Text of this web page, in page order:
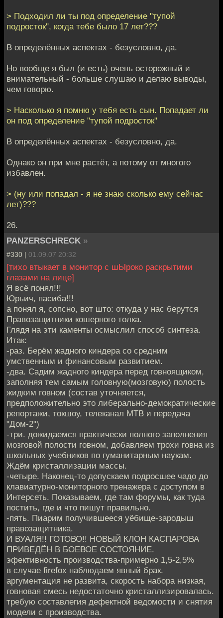
> Подходил ли ты под определение "тупой
подросток", когда тебе было 17 лет???
В определённых аспектах - безусловно, да.
Но вообще я был (и есть) очень осторожный и
внимательный - больше слушаю и делаю выводы,
чем говорю.
> Насколько я помню у тебя есть сын. Попадает ли
он под определение "тупой подросток"
В определённых аспектах - безусловно, да.
Однако он при мне растёт, а потому от многого
избавлен.
> (ну или попадал - я не знаю сколько ему сейчас
лет)???
26.
PANZERSCHRECK »
#330 | 01.09.07 20:32
[тихо втыкает в монитор с шЫроко раскрытими
глазами на лице]
Я всё понял!!!
Юрьич, пасиба!!!
а понял я, сопсно, вот што: откуда у нас берутся
Правозащитники кошерного толка.
Глядя на эти каменты осмыслил способ синтеза.
Итак:
-раз. Берём жадного киндера со средним
умственным и финансовым развитием.
-два. Садим жадного киндера перед говноящиком,
заполняя тем самым головную(мозговую) полость
жидким говном (состав уточняется,
предположительно это либерально-демократические
репортажи, токшоу, телеканал МТВ и передача
"Дом-2")
-три. дожидаемся практически полного заполнения
мозговой полости говном, добавляем трохи говна из
школьных учебников по гуманитарным наукам.
Ждём кристаллизации массы.
-четыре. Наконец-то допускаем подросшее чадо до
клавиатурно-мониторного тренажера с доступом в
Интерсеть. Показываем, где там форумы, как туда
постить, где и что пишут правильно.
-пять. Пиарим получившееся уёбище-зародыш
правозащитника.
И ВУАЛЯ!! ГОТОВО!! НОВЫЙ КЛОН КАСПАРОВА
ПРИВЕДЁН В БОЕВОЕ СОСТОЯНИЕ.
эфективность производства-примерно 1,5-2,5%
в случае firefox наблюдаем явный брак.
аргументация не развита, скорость набора низкая,
говновая смесь недостаточно кристаллизировалась.
требую составлегия дефектной ведомости и снятия
модели с производства.